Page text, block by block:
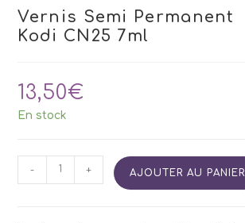
Vernis Semi Permanent
Kodi CN25 7ml
13,50€
En stock
quantité
- + AJOUTER AU PANIER